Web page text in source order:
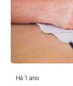
Há 1 ano